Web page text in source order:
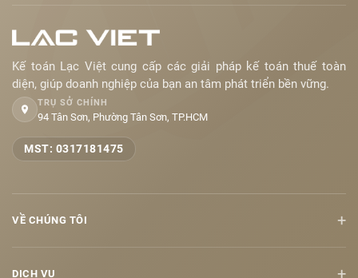
Kế toán Lạc Việt cung cấp các giải pháp kế toán thuế toàn
diện, giúp doanh nghiệp của bạn an tâm phát triển bền vững.
TRỤ SỞ CHÍNH
94 Tân Sơn, Phường Tân Sơn, TP.HCM
MST: 0317181475
VỀ CHÚNG TÔI +
DỊCH VỤ +